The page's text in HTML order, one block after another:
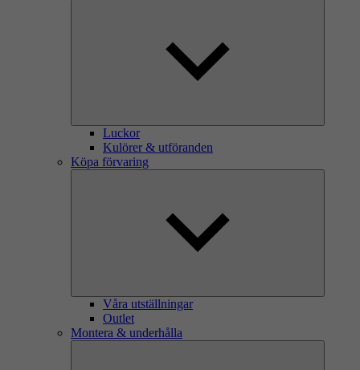
Luckor
Kulörer & utföranden
Köpa förvaring
Våra utställningar
Outlet
Montera & underhålla